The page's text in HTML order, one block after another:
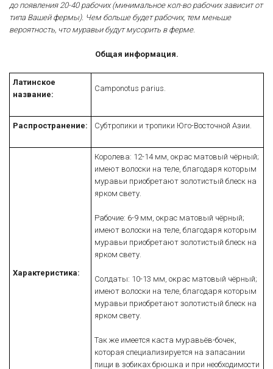
до появления 20-40 рабочих(минимальное кол-во рабочих зависит от
типа Вашей фермы). Чем больше будет рабочих, тем меньше
вероятность, что муравьи будут мусорить в ферме.
Общая информация.
Латинское
название:
Camponotus parius.
Распространение: Субтропики и тропики Юго-Восточной Азии.
Характеристика:
Королева: 12-14 мм, окрас матовый чёрный;
имеют волоски на теле, благодаря которым
муравьи приобретают золотистый блеск на
ярком свету.
Рабочие: 6-9 мм, окрас матовый чёрный;
имеют волоски на теле, благодаря которым
муравьи приобретают золотистый блеск на
ярком свету.
Солдаты: 10-13 мм, окрас матовый чёрный;
имеют волоски на теле, благодаря которым
муравьи приобретают золотистый блеск на
ярком свету.
Так же имеется каста муравьёв-бочек,
которая специализируется на запасании
пищи в зобиках брюшка и при необходимости